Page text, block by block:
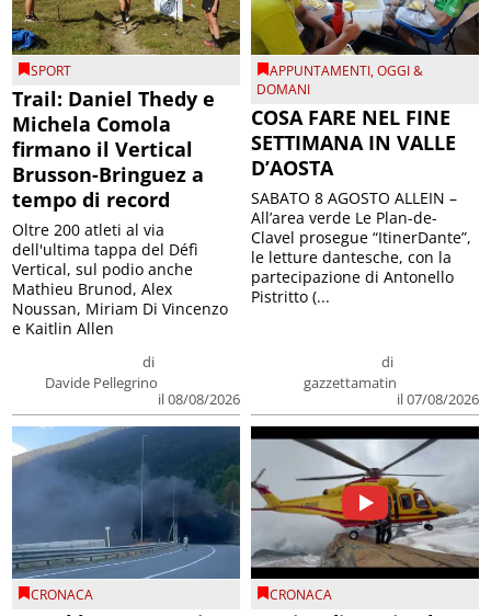
SPORT
Trail: Daniel Thedy e
Michela Comola
firmano il Vertical
Brusson-Bringuez a
tempo di record
di
Davide Pellegrino
il 08/08/2026
Oltre 200 atleti al via
dell'ultima tappa del Défì
Vertical, sul podio anche
Mathieu Brunod, Alex
Noussan, Miriam Di Vincenzo
e Kaitlin Allen
APPUNTAMENTI,OGGI &
DOMANI
COSA FARE NEL FINE
SETTIMANA IN VALLE
D’AOSTA
di
gazzettamatin
il 07/08/2026
SABATO 8 AGOSTO ALLEIN –
All’area verde Le Plan-de-
Clavel prosegue “ItinerDante”,
le letture dantesche, con la
partecipazione di Antonello
Pistritto (...
CRONACA CRONACA